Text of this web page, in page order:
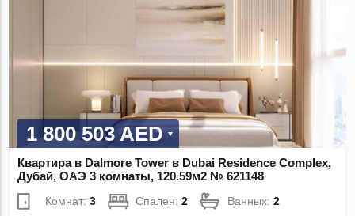
1 800 503 AED
Квартира в Dalmore Tower в Dubai Residence Complex,
Дубай, ОАЭ 3 комнаты, 120.59м2 № 621148
Комнат:3 Спален:2 Ванных:2